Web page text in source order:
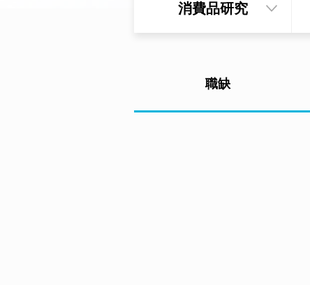
消費品研究
職缺